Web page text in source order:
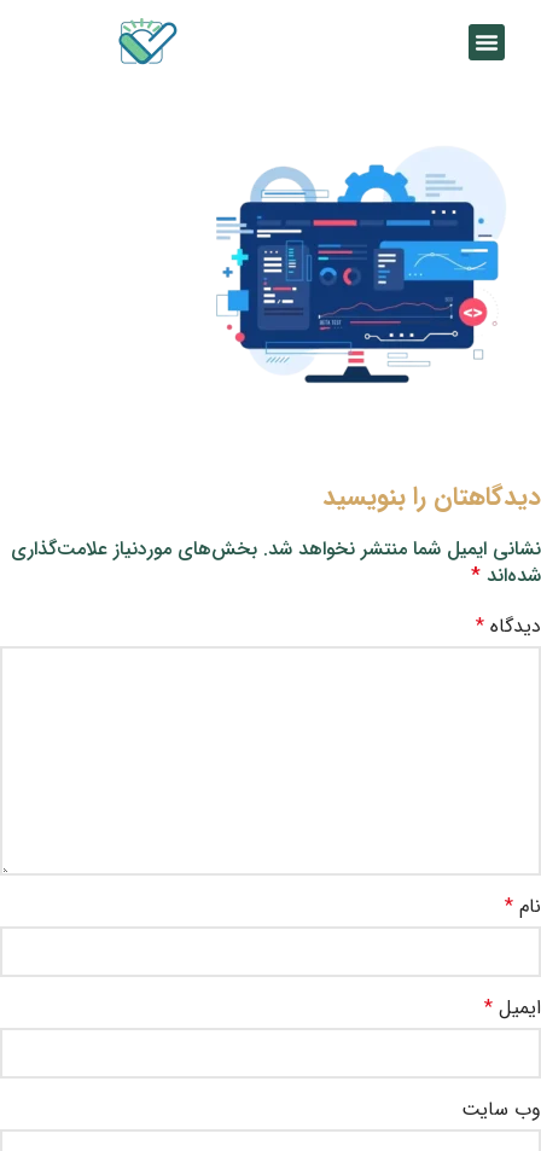
دیدگاهتان را بنویسید
نشانی ایمیل شما منتشر نخواهد شد. بخش‌های موردنیاز علامت‌گذاری
شده‌اند *
دیدگاه *
نام *
ایمیل *
وب‌ سایت